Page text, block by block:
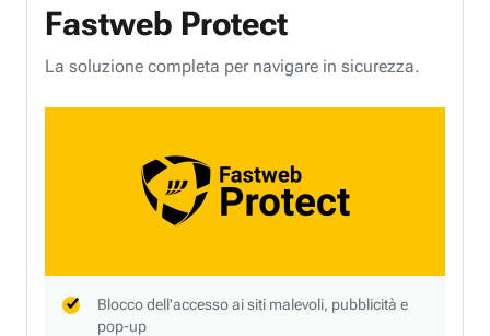
Fastweb Protect
La soluzione completa per navigare in sicurezza.
Blocco dell'accesso ai siti malevoli, pubblicità e
pop-up